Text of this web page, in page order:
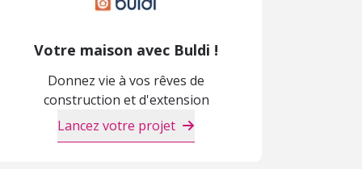
Votre maison avec Buldi !
Donnez vie à vos rêves de
construction et d'extension
Lancez votre projet